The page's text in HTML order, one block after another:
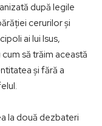
după legile
cerurilor și
ai lui Isus,
să trăim această
și fără a
la două dezbateri